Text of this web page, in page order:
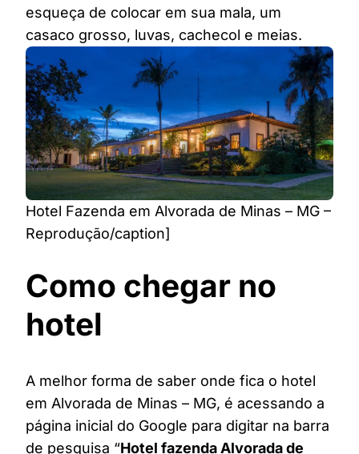
esqueça de colocar em sua mala, um
casaco grosso, luvas, cachecol e meias.
Hotel Fazenda em Alvorada de Minas – MG –
Reprodução/caption]
Como chegar no
hotel
A melhor forma de saber onde fica o hotel
em Alvorada de Minas – MG, é acessando a
página inicial do Google para digitar na barra
de pesquisa “Hotel fazenda Alvorada de